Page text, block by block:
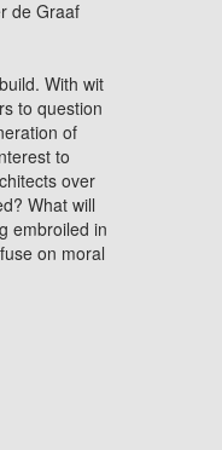
de Graaf
With wit
to question
of
to
over
What will
embroiled in
on moral